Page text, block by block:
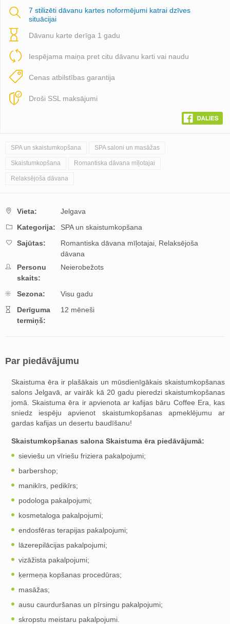
7 stilizēti dāvanu kartes noformējumi katrai dzīves
situācijai
Dāvanu karte derīga 1 gadu
Iespējama maiņa pret citu dāvanu karti vai naudu
Cenas atbilstības garantija
Droši SSL maksājumi
SPA un skaistumkopšana SPA saloni un masāžas
Skaistumkopšana Romantiska dāvana mīļotajai
Relaksējoša dāvana
Vieta:
Jelgava
Kategorija:
SPA un skaistumkopšana
Sajūtas:
Romantiska dāvana mīļotajai, Relaksējoša
dāvana
Personu
skaits:
Neierobežots
Sezona:
Visu gadu
Derīguma
termiņš:
12 mēneši
Par piedāvājumu
Skaistuma ēra ir plašākais un mūsdienīgākais skaistumkopšanas
salons Jelgavā, ar vairāk kā 20 gadu pieredzi skaistumkopšanas
jomā. Skaistuma ēra ir apvienota ar kafijas bāru Coffee Era, kas
sniedz iespēju apvienot skaistumkopšanas apmeklējumu ar
gardas kafijas un desertu baudīšanu!
Skaistumkopšanas salona Skaistuma ēra piedāvājumā:
sieviešu un vīriešu friziera pakalpojumi;
barbershop;
manikīrs, pedikīrs;
podologa pakalpojumi;
kosmetaloga pakalpojumi;
endosfēras terapijas pakalpojumi;
lāzerepilācijas pakalpojumi;
vizāžista pakalpojumi;
ķermeņa kopšanas procedūras;
masāžas;
ausu caurduršanas un pīrsingu pakalpojumi;
skropstu meistaru pakalpojumi.